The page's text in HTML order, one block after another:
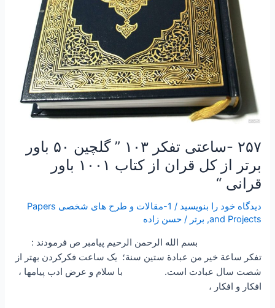
۲۵۷ -ساعتی تفکر ۱۰۳ ” گلچین ۵۰ باور
برتر از کل قران از کتاب ۱۰۰۱ باور
قرانی “
دیدگاه‌ خود را بنویسید /
1-مقالات و طرح های شخصی Papers
and Projects
, برتر /حسن زاده
بسم الله الرحمن الرحیم پیامبر ص فرمودند :
تفكر ساعة خير من عبادة ستين سنة؛ یک ساعت فکرکردن بهتر از
شصت سال عبادت است. با سلام و عرض ادب پیامها ،
افکار و افکار ،
قران
کتاب
۱۰۰۱
باور
“